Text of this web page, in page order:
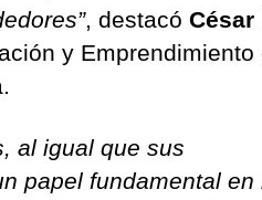
, destacó César
y Emprendimiento
al igual que sus
papel fundamental en